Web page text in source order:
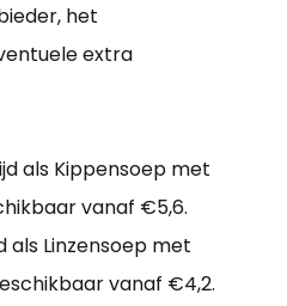
het
extra
als Kippensoep met
vanaf €5,6.
als Linzensoep met
vanaf €4,2.